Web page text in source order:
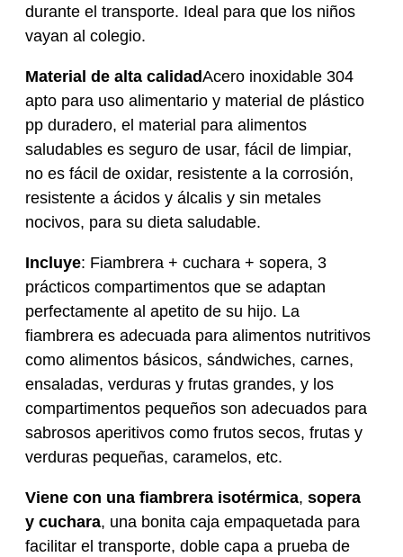
durante el transporte. Ideal para que los niños
vayan al colegio.
Material de alta calidadAcero inoxidable 304
apto para uso alimentario y material de plástico
pp duradero, el material para alimentos
saludables es seguro de usar, fácil de limpiar,
no es fácil de oxidar, resistente a la corrosión,
resistente a ácidos y álcalis y sin metales
nocivos, para su dieta saludable.
Incluye: Fiambrera + cuchara + sopera, 3
prácticos compartimentos que se adaptan
perfectamente al apetito de su hijo. La
fiambrera es adecuada para alimentos nutritivos
como alimentos básicos, sándwiches, carnes,
ensaladas, verduras y frutas grandes, y los
compartimentos pequeños son adecuados para
sabrosos aperitivos como frutos secos, frutas y
verduras pequeñas, caramelos, etc.
Viene con una fiambrera isotérmica, sopera
y cuchara, una bonita caja empaquetada para
facilitar el transporte, doble capa a prueba de